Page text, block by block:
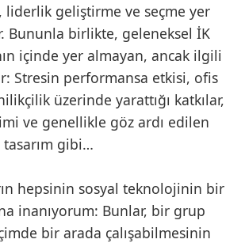
liderlik geliştirme ve seçme yer
Bununla birlikte, geleneksel İK
içinde yer almayan, ancak ilgili
Stresin performansa etkisi, ofis
üzerinde yarattığı katkılar,
ve genellikle göz ardı edilen
gibi…
hepsinin sosyal teknolojinin bir
inanıyorum: Bunlar, bir grup
bir arada çalışabilmesinin